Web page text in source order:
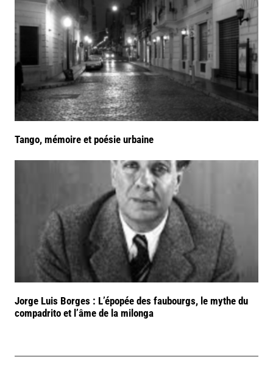
Tango, mémoire et poésie urbaine
Jorge Luis Borges : L’épopée des faubourgs, le mythe du
compadrito et l’âme de la milonga